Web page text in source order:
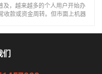
及，越来越多的个人用户开始办
收款或资金周转。但市面上机器
们